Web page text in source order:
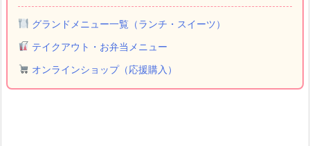
グランドメニュー一覧（ランチ・スイーツ）
テイクアウト・お弁当メニュー
オンラインショップ（応援購入）